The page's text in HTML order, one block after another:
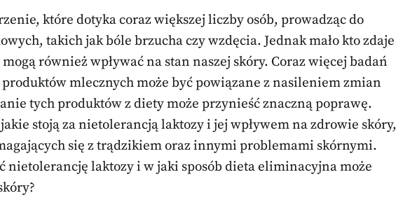
które dotyka coraz większej liczby osób, prowadząc do
takich jak bóle brzucha czy wzdęcia. Jednak mało kto zdaje
również wpływać na stan naszej skóry. Coraz więcej badań
mlecznych może być powiązane z nasileniem zmian
tych produktów z diety może przynieść znaczną poprawę.
stoją za nietolerancją laktozy i jej wpływem na zdrowie skóry,
się z trądzikiem oraz innymi problemami skórnymi.
nietolerancję laktozy i w jaki sposób dieta eliminacyjna może